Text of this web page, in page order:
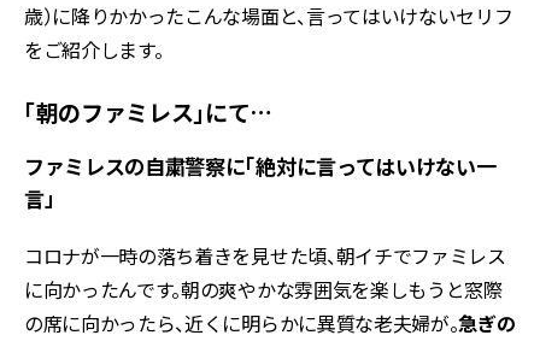
歳）に降りかかったこんな場面と、言ってはいけないセリフ
をご紹介します。
「朝のファミレス」にて…
ファミレスの自粛警察に「絶対に言ってはいけない一
言」
コロナが一時の落ち着きを見せた頃、朝イチでファミレス
に向かったんです。朝の爽やかな雰囲気を楽しもうと窓際
の席に向かったら、近くに明らかに異質な老夫婦が。急ぎの